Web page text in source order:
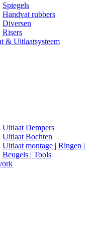
Spiegels
Handvat rubbers
Diversen
Risers
& Uitlaatsysteem
Uitlaat Dempers
Uitlaat Bochten
Uitlaat montage | Ringen |
Beugels | Tools